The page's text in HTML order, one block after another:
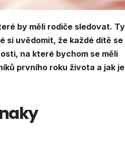
by měli rodiče sledovat.
si uvědomit, že každé dítě se
na které bychom se měli
prvního roku života a jak je